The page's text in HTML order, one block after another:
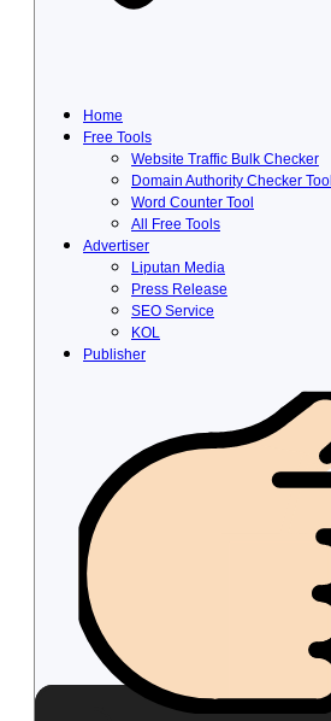
Home
Free Tools
Website Traffic Bulk Checker
Domain Authority Checker Tool
Word Counter Tool
All Free Tools
Advertiser
Liputan Media
Press Release
SEO Service
KOL
Publisher